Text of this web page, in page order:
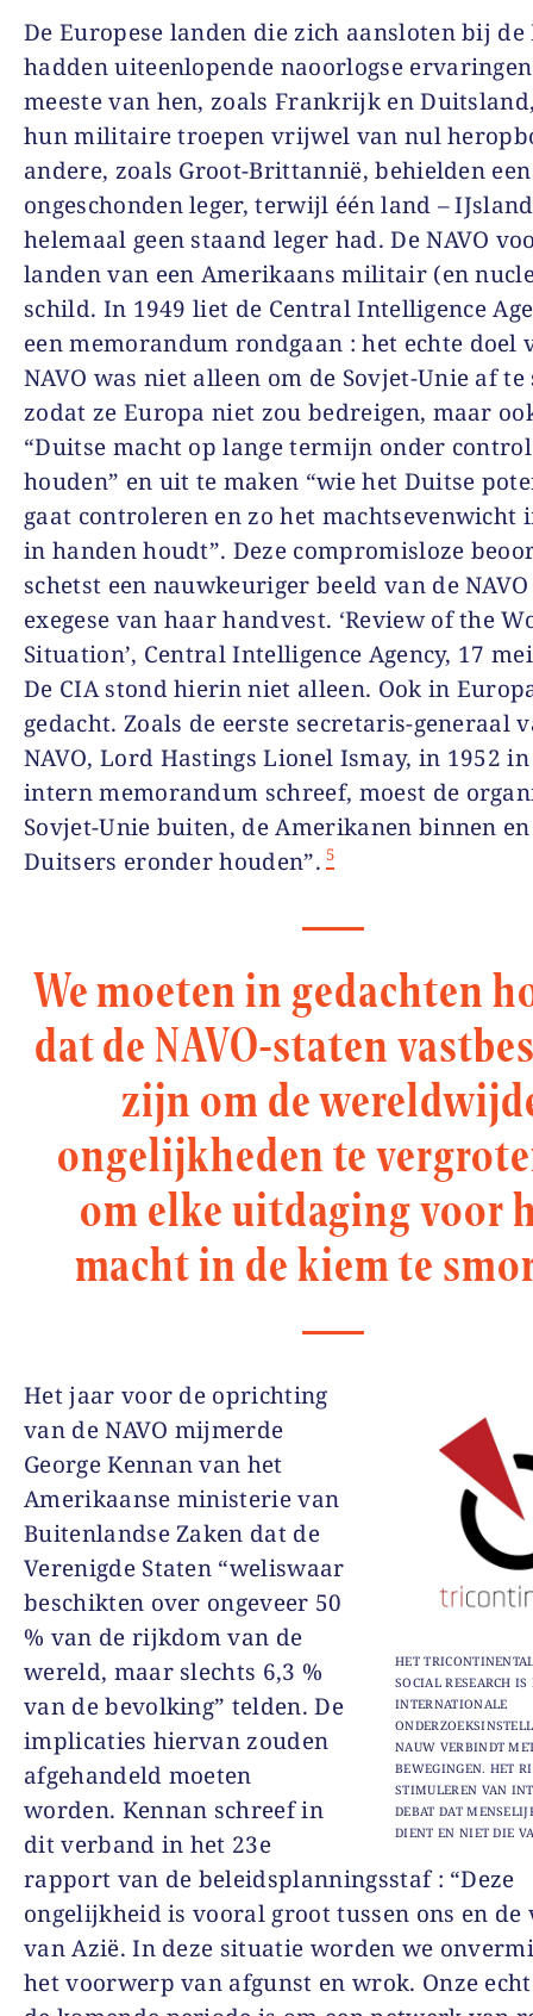
De Europese landen die zich aansloten bij de
hadden uiteenlopende naoorlogse
meeste van hen, zoals Frankrijk en
hun militaire troepen vrijwel van nul
andere, zoals Groot-Brittannië, behielden
ongeschonden leger, terwijl één land –
helemaal geen staand leger had. De NAVO
landen van een Amerikaans militair (en
schild. In 1949 liet de Central Intelligence
een memorandum rondgaan : het echte doel
NAVO was niet alleen om de Sovjet-Unie af
zodat ze Europa niet zou bedreigen, maar
“Duitse macht op lange termijn onder
houden” en uit te maken “wie het Duitse
gaat controleren en zo het machtsevenwicht
in handen houdt”. Deze compromisloze
schetst een nauwkeuriger beeld van de
exegese van haar handvest. ‘Review of the
Situation’, Central Intelligence Agency, 17
De CIA stond hierin niet alleen. Ook in
gedacht. Zoals de eerste secretaris-generaal
NAVO, Lord Hastings Lionel Ismay, in 1952
intern memorandum schreef, moest de
Sovjet-Unie buiten, de Amerikanen binnen
Duitsers eronder houden”. 5
We moeten in gedachten
dat de NAVO-staten
zijn om de
ongelijkheden te
om elke uitdaging voor
macht in de kiem te
HET
SOCIAL RESEARCH IS
INTERNATIONALE
NAUW VERBINDT
BEWEGINGEN. HET
STIMULEREN VAN
DEBAT DAT
DIENT EN NIET DIE
Het jaar voor de oprichting
van de NAVO mijmerde
George Kennan van het
Amerikaanse ministerie van
Buitenlandse Zaken dat de
Verenigde Staten “weliswaar
beschikten over ongeveer 50
% van de rijkdom van de
wereld, maar slechts 6,3 %
van de bevolking” telden. De
implicaties hiervan zouden
afgehandeld moeten
worden. Kennan schreef in
dit verband in het 23e
rapport van de beleidsplanningsstaf : “Deze
ongelijkheid is vooral groot tussen ons en de
van Azië. In deze situatie worden we
het voorwerp van afgunst en wrok. Onze